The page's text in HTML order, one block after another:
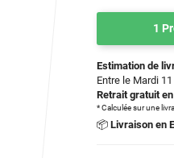
1
Estimation de
Entre le Mardi
Retrait gratuit
* Calculée sur une
📦 Livraison en